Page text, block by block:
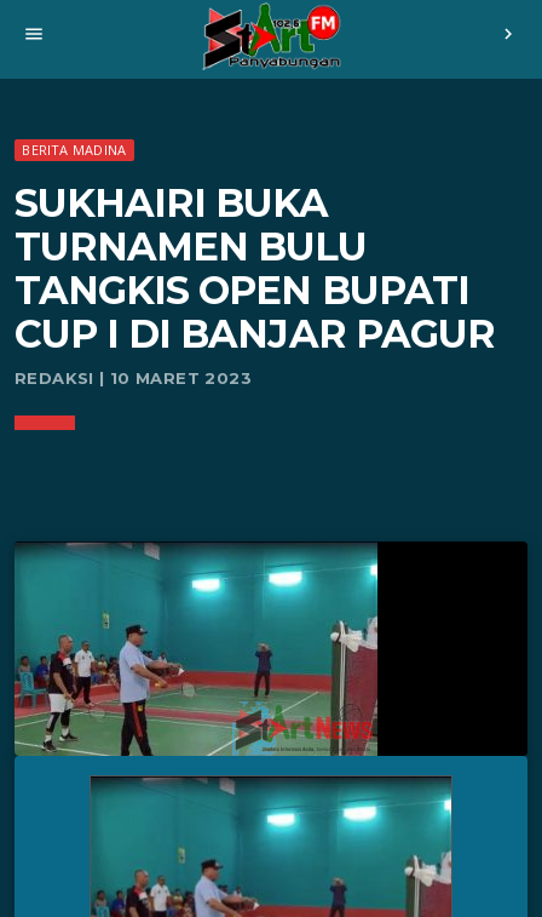
menu chevron_right
BERITA MADINA
SUKHAIRI BUKA
TURNAMEN BULU
TANGKIS OPEN BUPATI
CUP I DI BANJAR PAGUR
REDAKSI | 10 MARET 2023